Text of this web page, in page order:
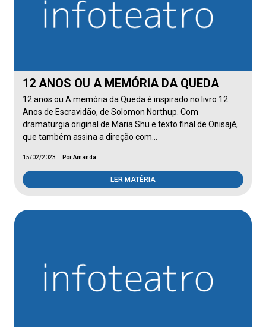
12 ANOS OU A MEMÓRIA DA QUEDA
12 anos ou A memória da Queda é inspirado no livro 12
Anos de Escravidão, de Solomon Northup. Com
dramaturgia original de Maria Shu e texto final de Onisajé,
que também assina a direção com…
15/02/2023 Por Amanda
LER MATÉRIA